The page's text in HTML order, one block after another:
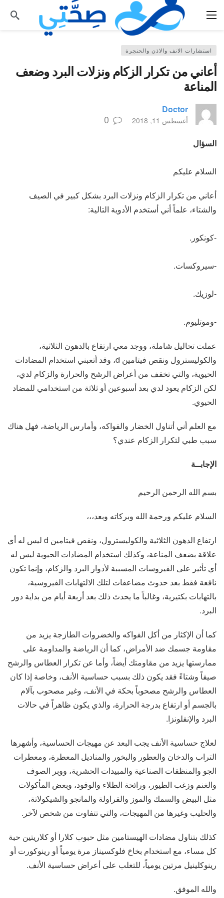
استشارات الانف والاذن والحنجرة
أعاني من تكرار الزكام ونزلات البرد وضعف
المناعة
Doctor
أغسطس 11, 2018 0
السؤال
السلام عليكم
أعاني من تكرار الزكام ونزلات البرد بشكل كبير في الصيف
والشتاء، علماً أني أستخدم الأدوية التالية:
-كونكور.
-سيروكسات.
-لوزيك.
-وموتليوم.
عملت تحاليل شاملة، ووجد معي ارتفاع بالدهون الثلاثية،
والكوليسترول ونقص فيتامين d، وقد أتعبني استخدام المضادات
الحيوية، والتي تخفف من أعراض الرشح والحرارة والزكام لدي،
لكن الزكام يعود لدي بعد أسبوعين أو ثلاثة من استخدامي للمضاد
الحيوي.
مع العلم أني أتناول الخضار والفواكه، وأمارس الرياضة، فهل هناك
سبب طبي لتكرار الزكام عندي؟
الإجابــة
بسم الله الرحمن الرحيم
السلام عليكم ورحمة الله وبركاته وبعد،،،
ارتفاع الدهون الثلاثية والكوليسترول، ونقص فيتامين d ليس له أي
علاقة بضعف المناعة، وكذلك استخدام المضادات الحيوية ليس له
أي تأثير على الفيروسات المسببة لأدوار البرد والزكام، وإنما تكون
نافعة فقط بعد حدوث مضاعفات لتلك الالتهابات الفيروسية،
بالتهابات بكتيرية، وغالباً ما يحدث ذلك بعد أربعة أيام من بداية دور
البرد.
كما أن الإكثار من أكل الفواكه والخضروات الطازجة يزيد من
مقاومة جسمك ضد الأمراض، كما أن الرياضة والمداومة على
ممارستها يزيد من مقاومتك أيضاً، وأما عن تكرار العطاس والرشح
صيفاً وشتاءً فقد يكون ذلك بسبب حساسية الأنف، وخاصة إذا كان
العطاس والرشح مصحوباً بحكة في الأنف، وغير مصحوب بآلام
بالجسم أو ارتفاع بدرجة الحرارة، والذي يكون ظاهراً في حالات
البرد والإنفلونزا.
لعلاج حساسية الأنف يجب البعد عن مهيجات الحساسية، وأشهرها
التراب والدخان والعطور والبخور والمناديل المعطرة، ومعطرات
الجو والمنظفات الصناعية والمبيدات الحشرية، ووبر الصوف
والغنم وزغب الطيور، ورائحة الطلاء والوقود، وبعض المأكولات
مثل البيض والسمك والموز والفراولة والمانجو والشيكولاتة،
والحليب وغيرها من المهيجات، والتي تتفاوت من شخص لآخر.
كذلك بتناول مضادات الهيستامين مثل حبوب كلارا أو كلاريتين حبة
كل مساء، مع استخدام بخاخ فلوكسيناز مرة يومياً أو رينوكورت أو
رينوكلينيل مرتين يومياً، للتغلب على أعراض حساسية الأنف.
والله الموفق.